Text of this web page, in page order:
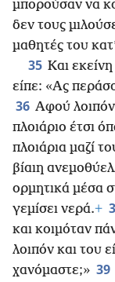
μπορούσαν να
δεν τους
μαθητές του
35 Και
είπε: «Ας
36 Αφού
πλοιάριο έτσι
πλοιάρια μαζί
βίαιη
ορμητικά μέσα
γεμίσει νερά.+
και κοιμόταν
λοιπόν και του
χανόμαστε;» 39